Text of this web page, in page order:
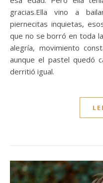
gracias.Ella vino a
piernecitas inquietas,
que no se borró en toda
alegría, movimiento
aunque el pastel quedó
derritió igual.